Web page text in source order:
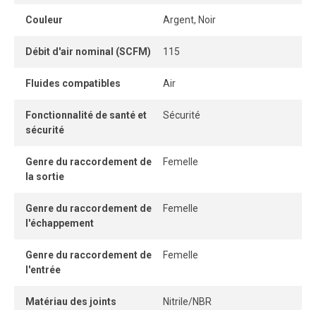
Couleur Argent, Noir
Débit d'air nominal (SCFM) 115
Fluides compatibles Air
Fonctionnalité de santé et
sécurité
Sécurité
Genre du raccordement de
la sortie
Femelle
Genre du raccordement de
l'échappement
Femelle
Genre du raccordement de
l'entrée
Femelle
Matériau des joints
Nitrile/NBR